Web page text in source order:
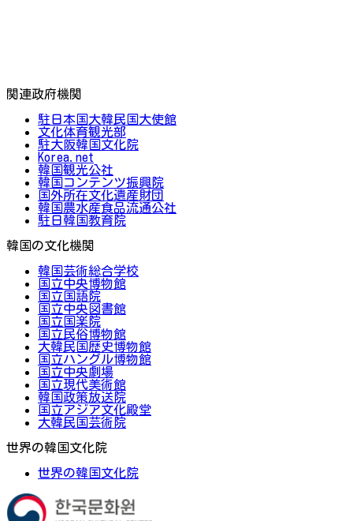
関連政府機関
駐日本国大韓民国大使館
文化体育観光部
駐大阪韓国文化院
Korea.net
韓国観光公社
韓国コンテンツ振興院
国外所在文化遺産財団
韓国農水産食品流通公社
駐日韓国教育院
韓国の文化機関
韓国芸術総合学校
国立中央博物館
国立国語院
国立中央図書館
国立国楽院
国立民俗博物館
大韓民国歴史博物館
国立ハングル博物館
国立中央劇場
国立現代美術館
韓国政策放送院
国立アジア文化殿堂
大韓民国芸術院
世界の韓国文化院
世界の韓国文化院